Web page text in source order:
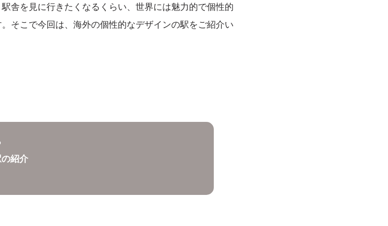
舎を見に行きたくなるくらい、世界には魅力的で個性的
そこで今回は、海外の個性的なデザインの駅をご紹介い
紹介